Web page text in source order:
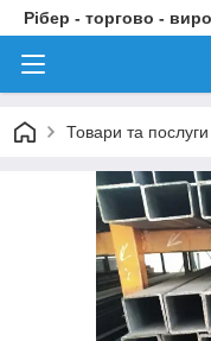
Рібер - торгово -
Товари та послуги